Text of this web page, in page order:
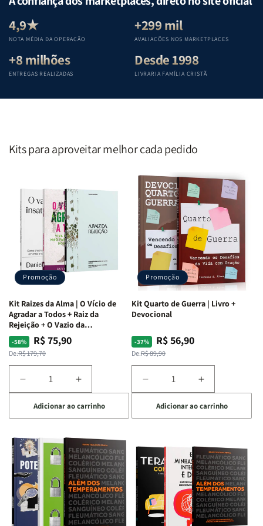
Equipe
Teológica
Penkal
Equipe
Penkal
Equipe
Teológica
Penkal
Equipe
4,9★
NOTA MÉDIA DA OPERAÇÃO
+299 mil
AVALIAÇÕES NOS MARKETPLACES
+8 milhões
ENTREGAS REALIZADAS
Desde 1998
LIVRARIA FAMÍLIA CRISTÃ
Kits para aproveitar melhor cada pedido
Promoção
Kit Raizes da Alma | O Vício de
Agradar a Todos + Raiz da
Rejeição + O Vazio da
Insatisfação.
-58%
Preço
normal
De:R$ 179,70
Preço
promocional
R$ 75,90
Diminuir
a
quantidade
de
Raizes
da
Alma
|
O
Vício
Aumentar
a
quantidade
de
Raizes
da
Alma
|
O
Vício
de
Adicionar ao carrinho
Promoção
Kit Quarto de Guerra | Livro +
Devocional
-37%
Preço
normal
De:R$ 89,90
Preço
promocional
R$ 56,90
Diminuir
a
quantidade
de
Quarto
de
Guerra
Livro
+
Devocional
Aumentar
a
quantidade
de
Quarto
de
Guerra
|
Livro
+
Devocional
Adicionar ao carrinho